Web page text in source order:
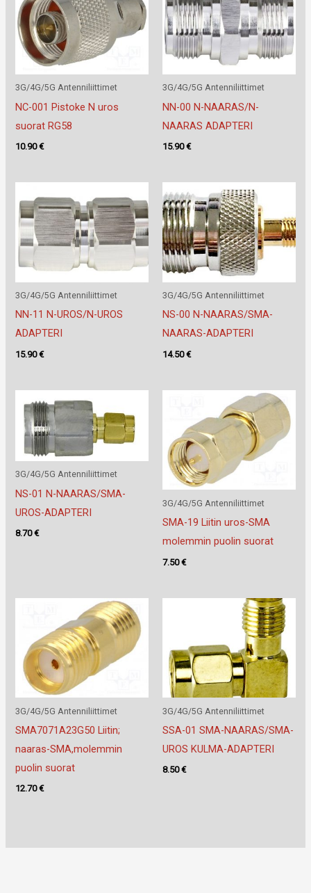
3G/4G/5G Antenniliittimet
NC-001 Pistoke N uros
suorat RG58
10.90€
3G/4G/5G Antenniliittimet
NN-00 N-NAARAS/N-
NAARAS ADAPTERI
15.90€
3G/4G/5G Antenniliittimet
NN-11 N-UROS/N-UROS
ADAPTERI
15.90€
3G/4G/5G Antenniliittimet
NS-00 N-NAARAS/SMA-
NAARAS-ADAPTERI
14.50€
3G/4G/5G Antenniliittimet
NS-01 N-NAARAS/SMA-
UROS-ADAPTERI
8.70€
3G/4G/5G Antenniliittimet
SMA-19 Liitin uros-SMA
molemmin puolin suorat
7.50€
3G/4G/5G Antenniliittimet
SMA7071A23G50 Liitin;
naaras-SMA,molemmin
puolin suorat
12.70€
3G/4G/5G Antenniliittimet
SSA-01 SMA-NAARAS/SMA-
UROS KULMA-ADAPTERI
8.50€